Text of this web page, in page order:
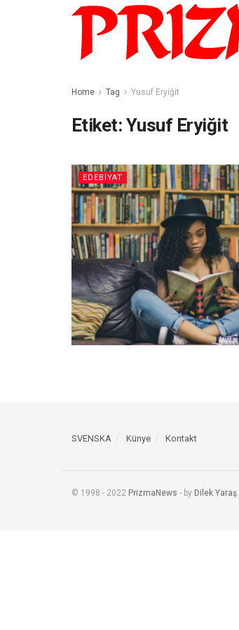
Home Tag Yusuf Eryiğit
Etiket: Yusuf Eryiğit
EDEBIYAT
SVENSKA Künye Kontakt
© 1998 - 2022 PrizmaNews - by Dilek Yaraş.